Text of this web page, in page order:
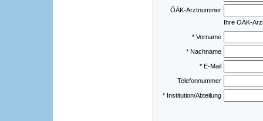
ÖÄK-Arztnummer
Ihre ÖÄK-
* Vorname
* Nachname
* E-Mail
Telefonnummer
* Institution/Abteilung